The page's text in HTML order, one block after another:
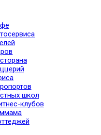
школ
клубов